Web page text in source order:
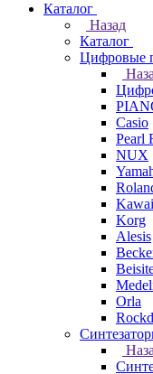
Каталог
Назад
Каталог
Цифровые
Casio
Pearl
NUX
Kawai
Korg
Alesis
Orla